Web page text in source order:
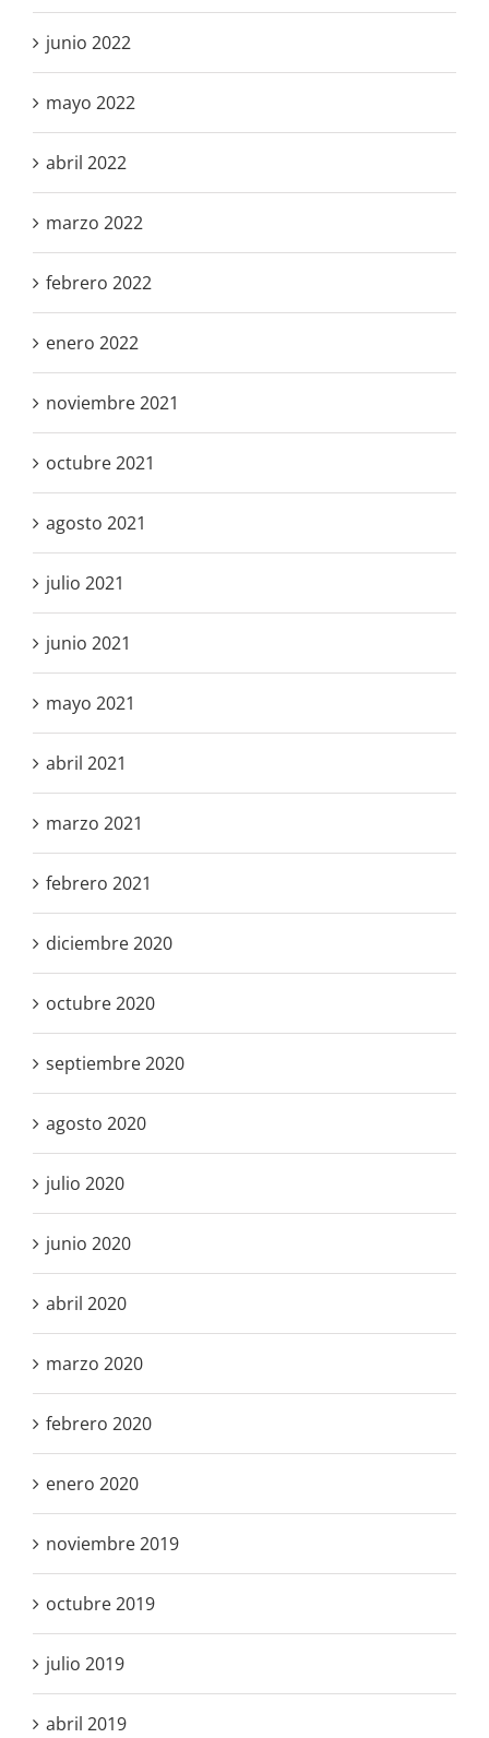
junio 2022
mayo 2022
abril 2022
marzo 2022
febrero 2022
enero 2022
noviembre 2021
octubre 2021
agosto 2021
julio 2021
junio 2021
mayo 2021
abril 2021
marzo 2021
febrero 2021
diciembre 2020
octubre 2020
septiembre 2020
agosto 2020
julio 2020
junio 2020
abril 2020
marzo 2020
febrero 2020
enero 2020
noviembre 2019
octubre 2019
julio 2019
abril 2019